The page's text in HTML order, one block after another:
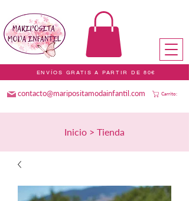
Carrito:
contacto@maripositamodainfantil.com
ENVÍOS GRATIS A PARTIR DE 80€
Inicio > Tienda